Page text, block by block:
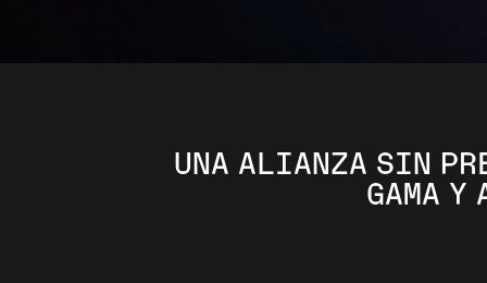
UNA ALIANZA SIN
GAMA